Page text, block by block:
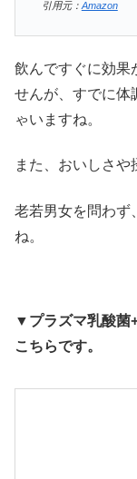
引用元： Amazon
飲んですぐに効果
せんが、すでに体
ゃいますね。
また、おいしさや
老若男女を問わず
ね。
▼プラズマ乳酸菌
こちらです。